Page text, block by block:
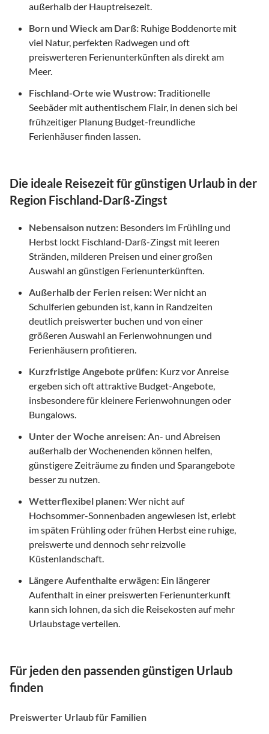
außerhalb der Hauptreisezeit.
Born und Wieck am Darß: Ruhige Boddenorte mit
viel Natur, perfekten Radwegen und oft
preiswerteren Ferienunterkünften als direkt am
Meer.
Fischland-Orte wie Wustrow:Traditionelle
Seebäder mit authentischem Flair, in denen sich bei
frühzeitiger Planung Budget-freundliche
Ferienhäuser finden lassen.
Die ideale Reisezeit für günstigen Urlaub in der
Region Fischland-Darß-Zingst
Nebensaison nutzen: Besonders im Frühling und
Herbst lockt Fischland-Darß-Zingst mit leeren
Stränden, milderen Preisen und einer großen
Auswahl an günstigen Ferienunterkünften.
Außerhalb der Ferien reisen:Wer nicht an
Schulferien gebunden ist, kann in Randzeiten
deutlich preiswerter buchen und von einer
größeren Auswahl an Ferienwohnungen und
Ferienhäusern profitieren.
Kurzfristige Angebote prüfen: Kurz vor Anreise
ergeben sich oft attraktive Budget-Angebote,
insbesondere für kleinere Ferienwohnungen oder
Bungalows.
Unter der Woche anreisen:An- und Abreisen
außerhalb der Wochenenden können helfen,
günstigere Zeiträume zu finden und Sparangebote
besser zu nutzen.
Wetterflexibel planen:Wer nicht auf
Hochsommer-Sonnenbaden angewiesen ist, erlebt
im späten Frühling oder frühen Herbst eine ruhige,
preiswerte und dennoch sehr reizvolle
Küstenlandschaft.
Längere Aufenthalte erwägen: Ein längerer
Aufenthalt in einer preiswerten Ferienunterkunft
kann sich lohnen, da sich die Reisekosten auf mehr
Urlaubstage verteilen.
Für jeden den passenden günstigen Urlaub
finden
Preiswerter Urlaub für Familien